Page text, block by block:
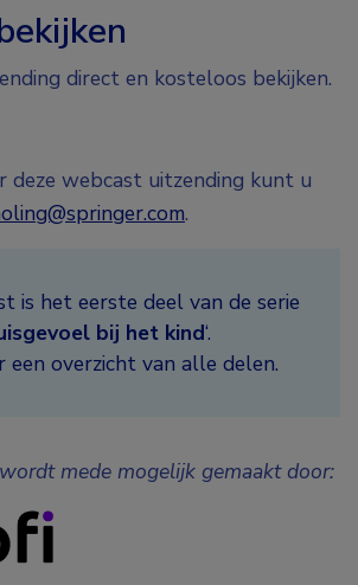
direct en kosteloos bekijken.
deze webcast uitzending kunt u
.
is het eerste deel van de serie
bij het kind‘.
een overzicht van alle delen.
mede mogelijk gemaakt door: